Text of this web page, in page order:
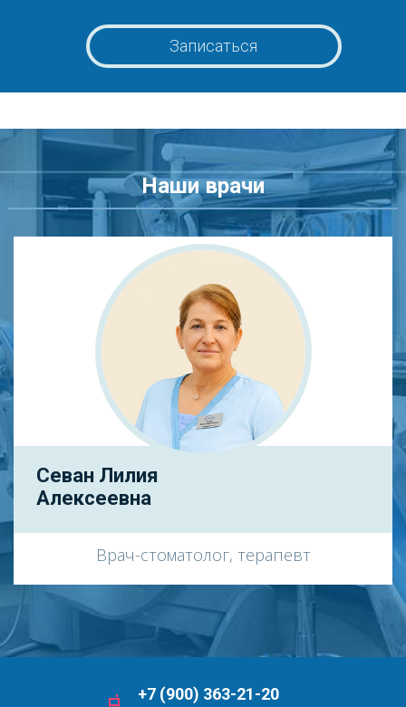
Наши врачи
Севан Лилия
Алексеевна
Врач-стоматолог, терапевт
+7 (900) 363-21-20